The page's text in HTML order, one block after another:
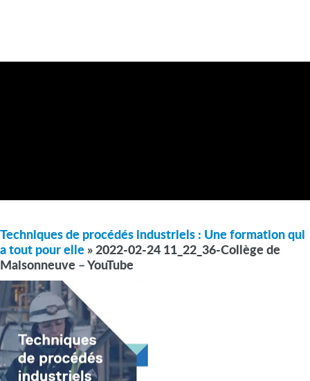
Techniques de procédés industriels : Une formation qui
a tout pour elle » 2022-02-24 11_22_36-Collège de
Maisonneuve – YouTube